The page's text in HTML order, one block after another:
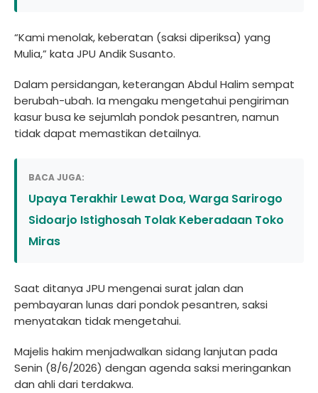
“Kami menolak, keberatan (saksi diperiksa) yang
Mulia,” kata JPU Andik Susanto.
Dalam persidangan, keterangan Abdul Halim sempat
berubah-ubah. Ia mengaku mengetahui pengiriman
kasur busa ke sejumlah pondok pesantren, namun
tidak dapat memastikan detailnya.
BACA JUGA:
Upaya Terakhir Lewat Doa, Warga Sarirogo
Sidoarjo Istighosah Tolak Keberadaan Toko
Miras
Saat ditanya JPU mengenai surat jalan dan
pembayaran lunas dari pondok pesantren, saksi
menyatakan tidak mengetahui.
Majelis hakim menjadwalkan sidang lanjutan pada
Senin (8/6/2026) dengan agenda saksi meringankan
dan ahli dari terdakwa.